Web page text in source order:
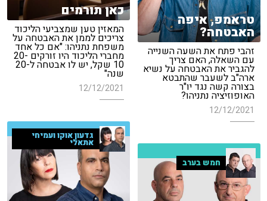
כאן תורמים
המאזין טען שמצביעי הליכוד
צריכים לממן את האבטחה על
משפחת נתניהו: "אם כל אחד
מחברי הליכוד היו זורקים 20-
10 שקל, יש לו אבטחה ל-20
שנה"
12/12/2021
טראמפ, איפה
האבטחה?
זהבי פתח את השעה השנייה
עם השאלה, האם צריך
להגביר את האבטחה על נשיא
ארה"ב לשעבר שהתבטא
בצורה קשה נגד יו"ר
האופוזיציה נתניהו?
12/12/2021
גדעון אוקו ועמיחי
אתאלי
חמש בערב